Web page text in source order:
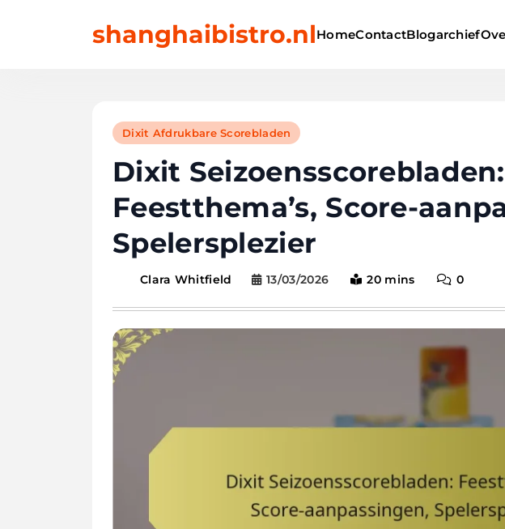
shanghaibistro.nlHomeContactBlogarchief
Dixit Afdrukbare Scorebladen
Dixit Seizoensscorebladen:
Feestthema’s, Score-
Spelersplezier
Clara Whitfield 13/03/2026 20 mins 0